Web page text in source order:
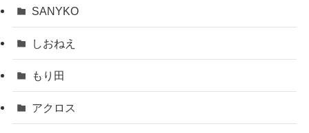
SANYKO
しおねえ
もり田
アクロス